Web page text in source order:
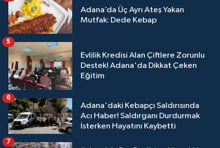
Adana’da Üç Ayrı Ateş Yakan
Mutfak: Dede Kebap
Evlilik Kredisi Alan Çiftlere Zorunlu
Destek! Adana'da Dikkat Çeken
Eğitim
5
Adana'daki Kebapçı Saldırısında
Acı Haber! Saldırganı Durdurmak
İsterken Hayatını Kaybetti
6
7